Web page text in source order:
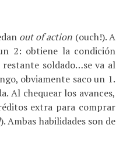
out of action (ouch!). A
2: obtiene la condición
soldado…se va al
obviamente saco un 1.
Al chequear los avances,
extra para comprar
). Ambas habilidades son de